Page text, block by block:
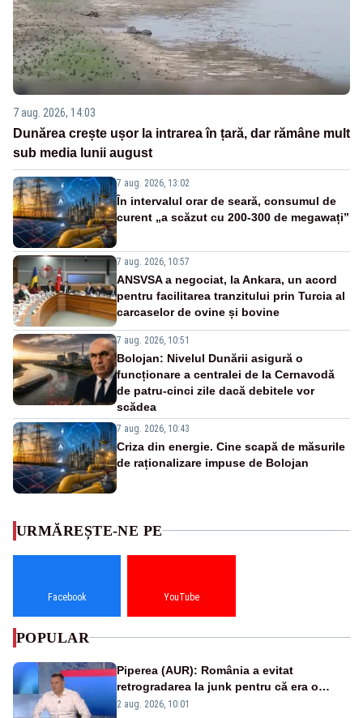
7 aug. 2026, 14:03
Dunărea crește ușor la intrarea în țară, dar rămâne mult
sub media lunii august
7 aug. 2026, 13:02
În intervalul orar de seară, consumul de
curent „a scăzut cu 200-300 de megawați”
7 aug. 2026, 10:57
ANSVSA a negociat, la Ankara, un acord
pentru facilitarea tranzitului prin Turcia al
carcaselor de ovine și bovine
7 aug. 2026, 10:51
Bolojan: Nivelul Dunării asigură o
funcționare a centralei de la Cernavodă
de patru-cinci zile dacă debitele vor
scădea
7 aug. 2026, 10:43
Criza din energie. Cine scapă de măsurile
de raționalizare impuse de Bolojan
URMĂREȘTE-NE PE
Facebook YouTube
POPULAR
Piperea (AUR): România a evitat
retrogradarea la junk pentru că era o
catastrofă pentru bănci și fondurile de
2 aug. 2026, 10:01